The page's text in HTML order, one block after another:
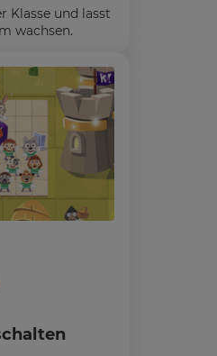
Klasse und lasst
wachsen.